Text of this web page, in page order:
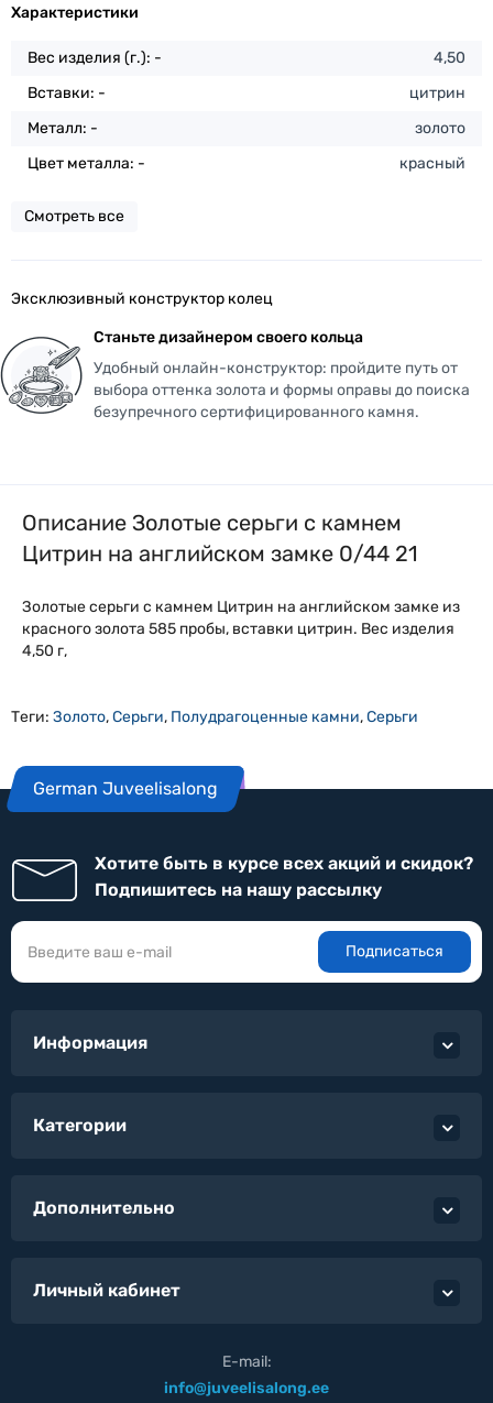
Характеристики
Вес изделия (г.): -
4,50
Вставки: -
цитрин
Металл: -
золото
Цвет металла: -
красный
Смотреть все
Эксклюзивный конструктор колец
Станьте дизайнером своего кольца
Удобный онлайн-конструктор: пройдите путь от
выбора оттенка золота и формы оправы до поиска
безупречного сертифицированного камня.
Описание Золотые серьги с камнем
Цитрин на английском замке 0/44 21
Золотые серьги с камнем Цитрин на английском замке из
красного золота 585 пробы, вставки цитрин. Вес изделия
4,50 г,
Теги: Золото,Серьги, Полудрагоценные камни,Серьги
German Juveelisalong
Хотите быть в курсе всех акций и скидок?
Подпишитесь на нашу рассылку
Подписаться
Информация
Категории
Дополнительно
Личный кабинет
E-mail:
info@juveelisalong.ee